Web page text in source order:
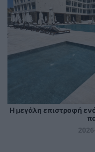
Η μεγάλη επιστροφή